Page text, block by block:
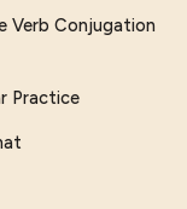
Verb Conjugation
Practice